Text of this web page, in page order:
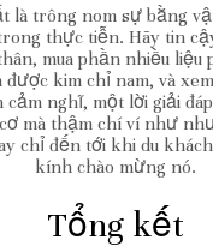
là trông nom sự bằng
thực tiễn. Hãy tin
mua phần nhiều liệu
được kim chỉ nam, và
cảm nghĩ, một lời giải
mà thậm chí ví như
chỉ đến tới khi du
kính chào mừng nó.
Tổng kết